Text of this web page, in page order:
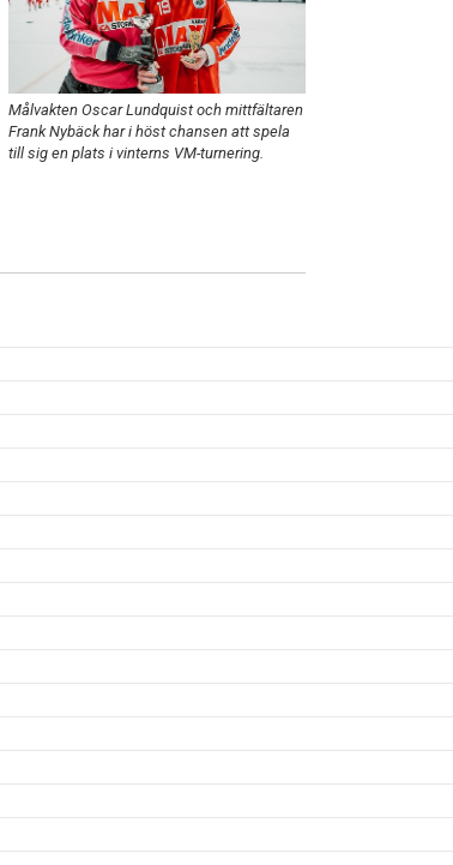
Målvakten Oscar Lundquist och mittfältaren
Frank Nybäck har i höst chansen att spela
till sig en plats i vinterns VM-turnering.